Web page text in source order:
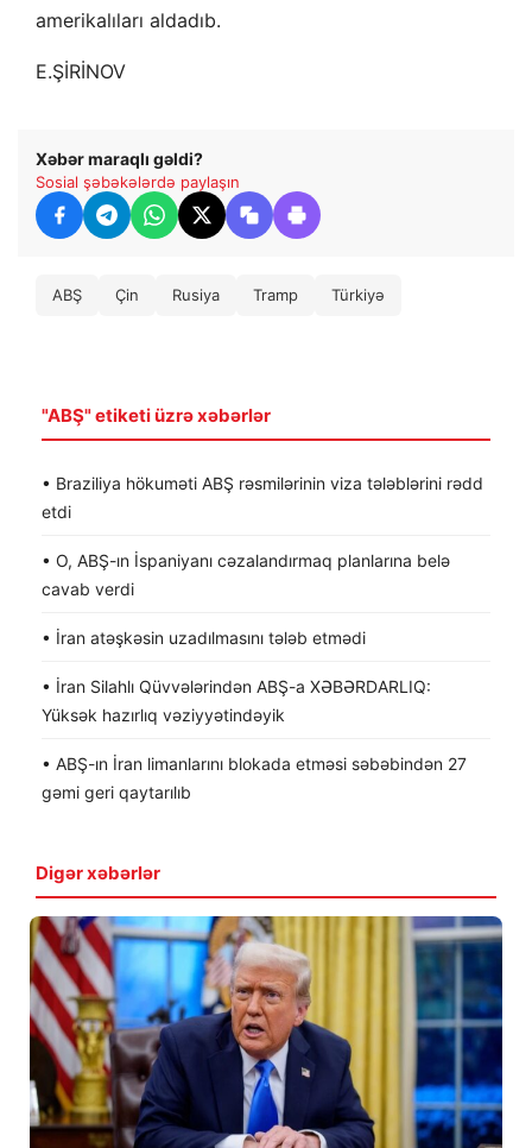
amerikalıları aldadıb.
E.ŞİRİNOV
Xəbər maraqlı gəldi?
Sosial şəbəkələrdə paylaşın
ABŞ Çin Rusiya Tramp Türkiyə
"ABŞ" etiketi üzrə xəbərlər
• Braziliya hökuməti ABŞ rəsmilərinin viza tələblərini rədd
etdi
• O, ABŞ-ın İspaniyanı cəzalandırmaq planlarına belə
cavab verdi
• İran atəşkəsin uzadılmasını tələb etmədi
• İran Silahlı Qüvvələrindən ABŞ-a XƏBƏRDARLIQ:
Yüksək hazırlıq vəziyyətindəyik
• ABŞ-ın İran limanlarını blokada etməsi səbəbindən 27
gəmi geri qaytarılıb
Digər xəbərlər